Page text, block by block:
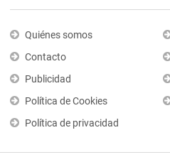
Quiénes somos
Contacto
Publicidad
Política de Cookies
Política de privacidad